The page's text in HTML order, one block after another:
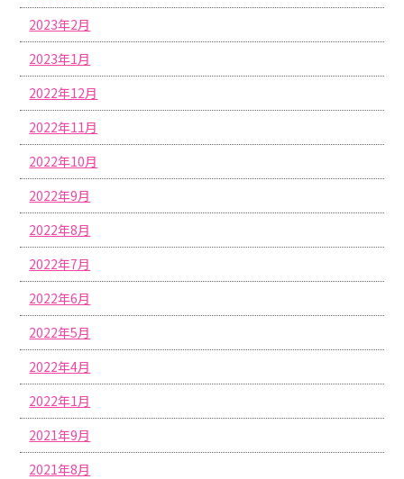
2023年2月
2023年1月
2022年12月
2022年11月
2022年10月
2022年9月
2022年8月
2022年7月
2022年6月
2022年5月
2022年4月
2022年1月
2021年9月
2021年8月